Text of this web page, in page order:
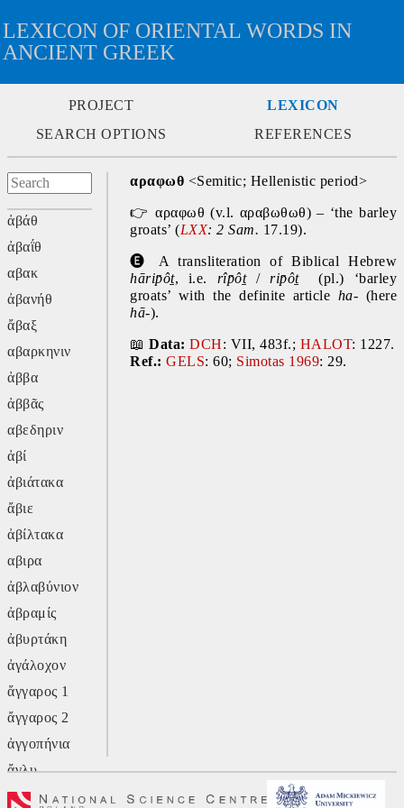
LEXICON OF ORIENTAL WORDS IN
ANCIENT GREEK
PROJECT
LEXICON
SEARCH OPTIONS
REFERENCES
ἀβάθ
ἀβαΐθ
αβακ
ἀβανήθ
ἄβαξ
αβαρκηνιν
ἀββα
ἀββᾶς
αβεδηριν
ἀβί
ἀβιάτακα
ἄβιε
ἀβίλτακα
αβιρα
ἀβλαβύνιον
ἀβραμίς
ἀβυρτάκη
ἀγάλοχον
ἄγγαρος 1
ἄγγαρος 2
ἀγγοπήνια
ἄγλυ
ἄγον
αραφωθ <Semitic; Hellenistic period>
👉 αραφωθ (v.l. αραβωθωθ) – ‘the barley
groats’ (LXX: 2 Sam. 17.19).
🅔
hārip̄ôṯ, i.e. rîp̄ôṯ / rip̄ôṯ (pl.) ‘barley
groats’ with the definite article ha-
hā-).
📖 Data: DCH: VII, 483f.; HALOT
Ref.: GELS: 60; Simotas 1969: 29.